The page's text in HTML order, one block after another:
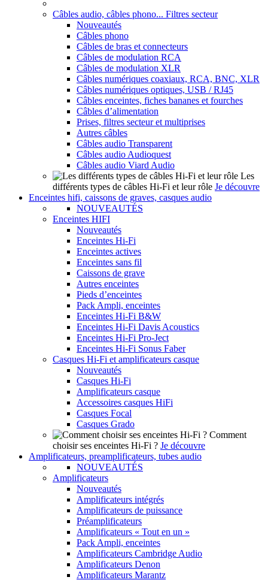
Câbles audio, câbles phono... Filtres secteur
Nouveautés
Câbles phono
Câbles de bras et connecteurs
Câbles de modulation RCA
Câbles de modulation XLR
Câbles numériques coaxiaux, RCA, BNC, XLR
Câbles numériques optiques, USB / RJ45
Câbles enceintes, fiches bananes et fourches
Câbles d’alimentation
Prises, filtres secteur et multiprises
Autres câbles
Câbles audio Transparent
Câbles audio Audioquest
Câbles audio Viard Audio
Les
différents types de câbles Hi-Fi et leur rôle Je découvre
Enceintes hifi, caissons de graves, casques audio
NOUVEAUTÉS
Enceintes HIFI
Nouveautés
Enceintes Hi-Fi
Enceintes actives
Enceintes sans fil
Caissons de grave
Autres enceintes
Pieds d’enceintes
Pack Ampli, enceintes
Enceintes Hi-Fi B&W
Enceintes Hi-Fi Davis Acoustics
Enceintes Hi-Fi Pro-Ject
Enceintes Hi-Fi Sonus Faber
Casques Hi-Fi et amplificateurs casque
Nouveautés
Casques Hi-Fi
Amplificateurs casque
Accessoires casques HiFi
Casques Focal
Casques Grado
Comment
choisir ses enceintes Hi-Fi ? Je découvre
Amplificateurs, preamplificateurs, tubes audio
NOUVEAUTÉS
Amplificateurs
Nouveautés
Amplificateurs intégrés
Amplificateurs de puissance
Préamplificateurs
Amplificateurs « Tout en un »
Pack Ampli, enceintes
Amplificateurs Cambridge Audio
Amplificateurs Denon
Amplificateurs Marantz